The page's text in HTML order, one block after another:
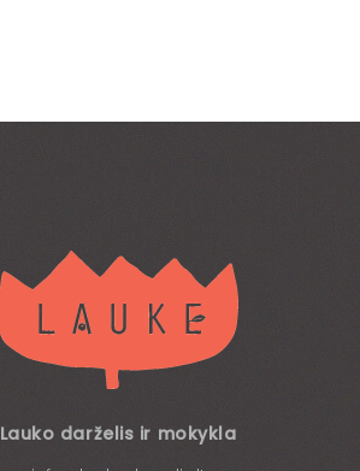
Lauko darželis ir mokykla